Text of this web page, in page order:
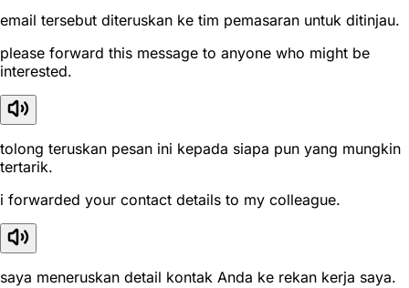
email tersebut diteruskan ke tim pemasaran untuk ditinjau.
please forward this message to anyone who might be
interested.
tolong teruskan pesan ini kepada siapa pun yang mungkin
tertarik.
i forwarded your contact details to my colleague.
saya meneruskan detail kontak Anda ke rekan kerja saya.